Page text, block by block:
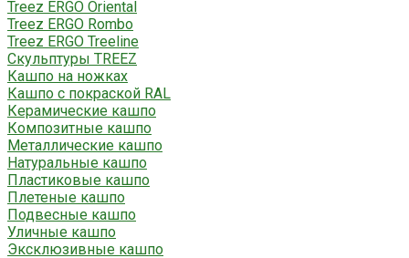
Treez ERGO Oriental
Treez ERGO Rombo
Treez ERGO Treeline
Скульптуры TREEZ
Кашпо на ножках
Кашпо с покраской RAL
Керамические кашпо
Композитные кашпо
Металлические кашпо
Натуральные кашпо
Пластиковые кашпо
Плетеные кашпо
Подвесные кашпо
Уличные кашпо
Эксклюзивные кашпо